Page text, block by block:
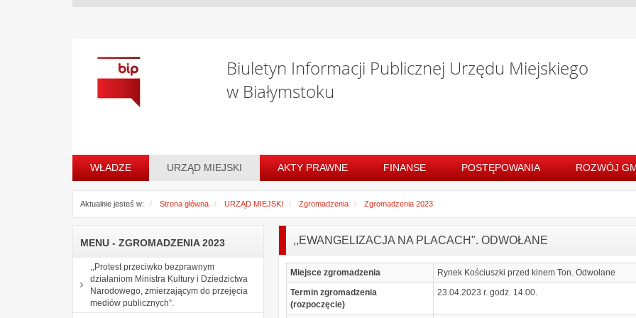
Biuletyn Informacji Publicznej Urzędu Miejskiego
w Białymstoku
WŁADZE URZĄD MIEJSKI AKTY PRAWNE FINANSE POSTĘPOWANIA ROZWÓJ
Aktualnie jesteś w: Strona główna URZĄD MIEJSKI Zgromadzenia Zgromadzenia 2023
MENU - ZGROMADZENIA 2023
,,Protest przeciwko bezprawnym
działaniom Ministra Kultury i Dziedzictwa
Narodowego, zmierzającym do przejęcia
mediów publicznych”.
,,EWANGELIZACJA NA PLACACH". ODWOŁANE
Miejsce zgromadzenia
Rynek Kościuszki przed kinem Ton. Odwołane
Termin zgromadzenia
(rozpoczęcie)
23.04.2023 r. godz. 14.00.